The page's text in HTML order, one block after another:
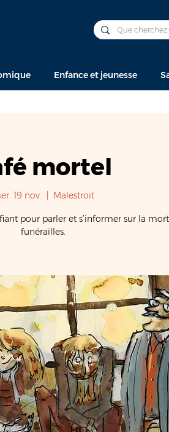
Enfance et jeunesse
mortel
19 nov. Malestroit
pour parler et s’informer sur la
funérailles.